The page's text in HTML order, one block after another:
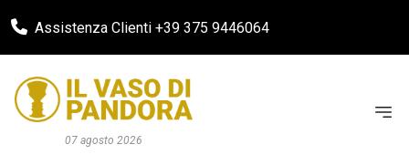
Assistenza Clienti +39 375 9446064
07 agosto 2026